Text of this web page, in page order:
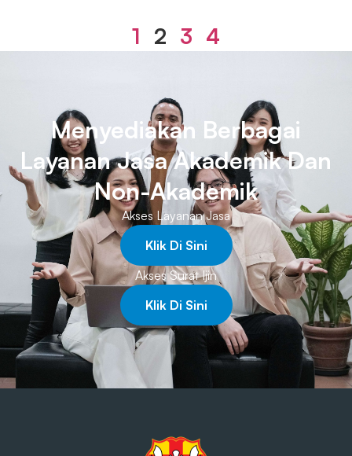
1 2 3 4
Menyediakan Berbagai
Layanan Jasa Akademik Dan
Non-Akademik
Akses Layanan Jasa
Klik Di Sini
Akses Surat Ijin
Klik Di Sini